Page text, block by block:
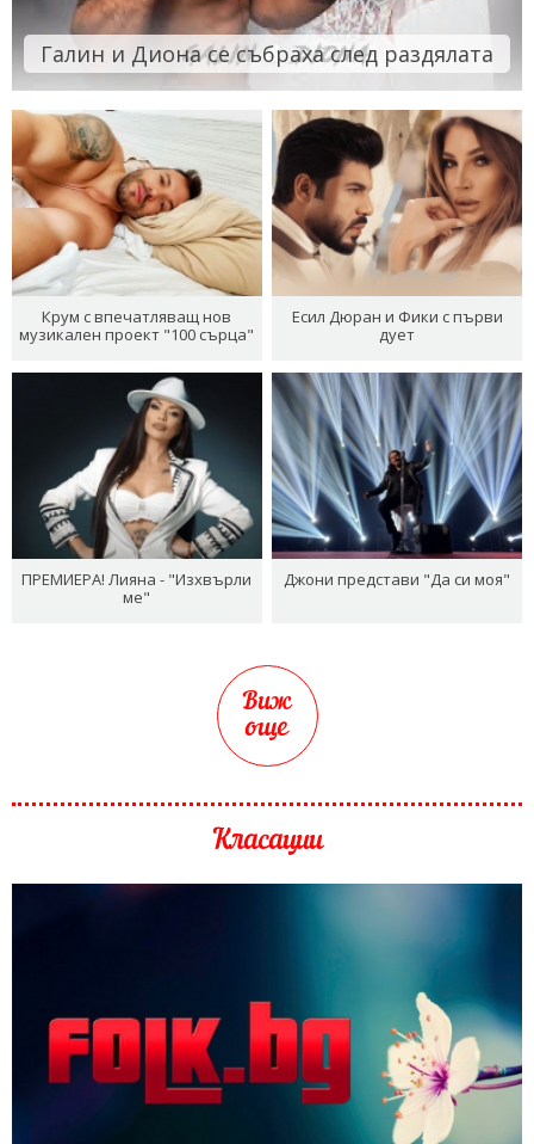
Галин и Диона се събраха след раздялата
Крум с впечатляващ нов
музикален проект "100 сърца"
Есил Дюран и Фики с първи
дует
ПРЕМИЕРА! Лияна - "Изхвърли
ме"
Джони представи "Да си моя"
Виж
още
Класации